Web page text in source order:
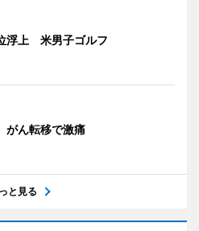
浮上 米男子ゴルフ
がん転移で激痛
と見る